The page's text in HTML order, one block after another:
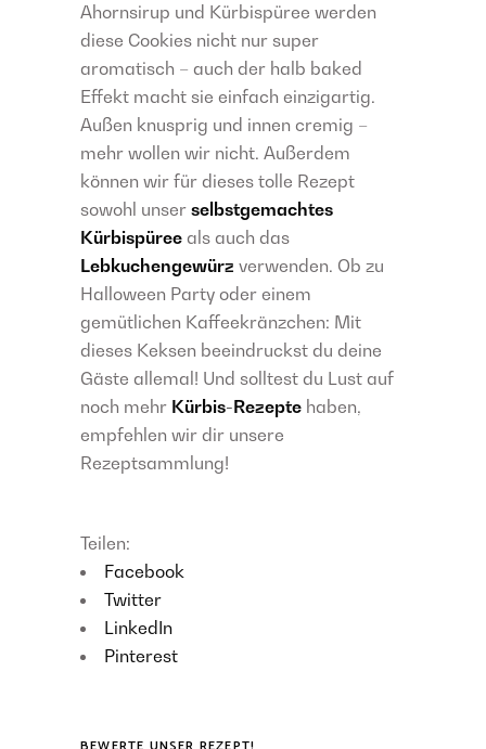
Ahornsirup und Kürbispüree werden
diese Cookies nicht nur super
aromatisch – auch der halb baked
Effekt macht sie einfach einzigartig.
Außen knusprig und innen cremig –
mehr wollen wir nicht. Außerdem
können wir für dieses tolle Rezept
sowohl unser selbstgemachtes
Kürbispüree als auch das
Lebkuchengewürz verwenden. Ob zu
Halloween Party oder einem
gemütlichen Kaffeekränzchen: Mit
dieses Keksen beeindruckst du deine
Gäste allemal! Und solltest du Lust auf
noch mehr Kürbis-Rezepte haben,
empfehlen wir dir unsere
Rezeptsammlung!
Teilen:
Facebook
Twitter
LinkedIn
Pinterest